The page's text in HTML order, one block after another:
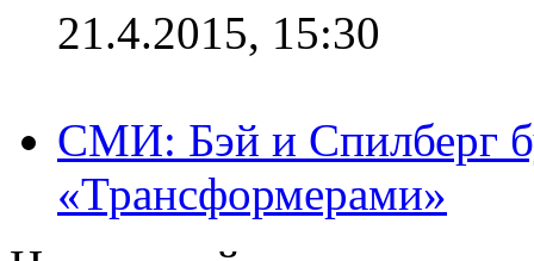
21.4.2015, 15:30
СМИ: Бэй и Спилберг
«Трансформерами»